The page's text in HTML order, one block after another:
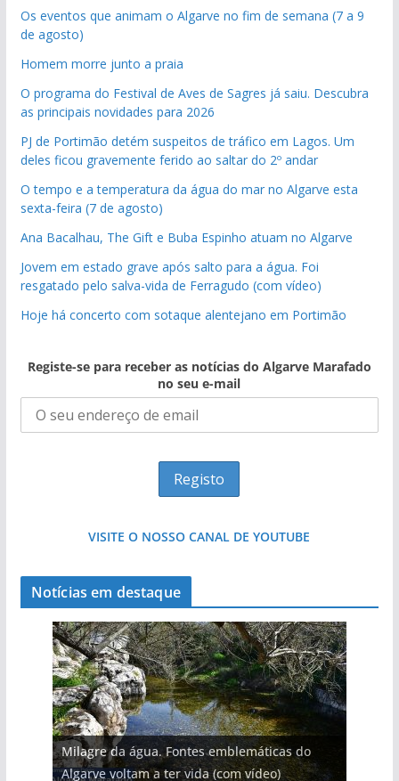
Os eventos que animam o Algarve no fim de semana (7 a 9
de agosto)
Homem morre junto a praia
O programa do Festival de Aves de Sagres já saiu. Descubra
as principais novidades para 2026
PJ de Portimão detém suspeitos de tráfico em Lagos. Um
deles ficou gravemente ferido ao saltar do 2º andar
O tempo e a temperatura da água do mar no Algarve esta
sexta-feira (7 de agosto)
Ana Bacalhau, The Gift e Buba Espinho atuam no Algarve
Jovem em estado grave após salto para a água. Foi
resgatado pelo salva-vida de Ferragudo (com vídeo)
Hoje há concerto com sotaque alentejano em Portimão
Registe-se para receber as notícias do Algarve Marafado
no seu e-mail
VISITE O NOSSO CANAL DE YOUTUBE
Notícias em destaque
Milagre da água. Fontes emblemáticas do
Algarve voltam a ter vida (com vídeo)